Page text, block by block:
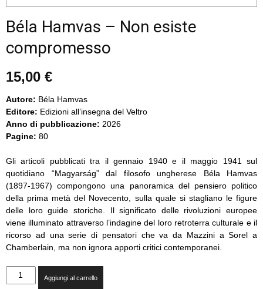
Béla Hamvas – Non esiste
compromesso
15,00 €
Autore: Béla Hamvas
Editore: Edizioni all’insegna del Veltro
Anno di pubblicazione: 2026
Pagine: 80
Gli articoli pubblicati tra il gennaio 1940 e il maggio 1941 sul
quotidiano “Magyarság” dal filosofo ungherese Béla Hamvas
(1897-1967) compongono una panoramica del pensiero politico
della prima metà del Novecento, sulla quale si stagliano le figure
delle loro guide storiche. Il significato delle rivoluzioni europee
viene illuminato attraverso l’indagine del loro retroterra culturale e il
ricorso ad una serie di pensatori che va da Mazzini a Sorel a
Chamberlain, ma non ignora apporti critici contemporanei.
Béla
Hamvas
Aggiungi al carrello